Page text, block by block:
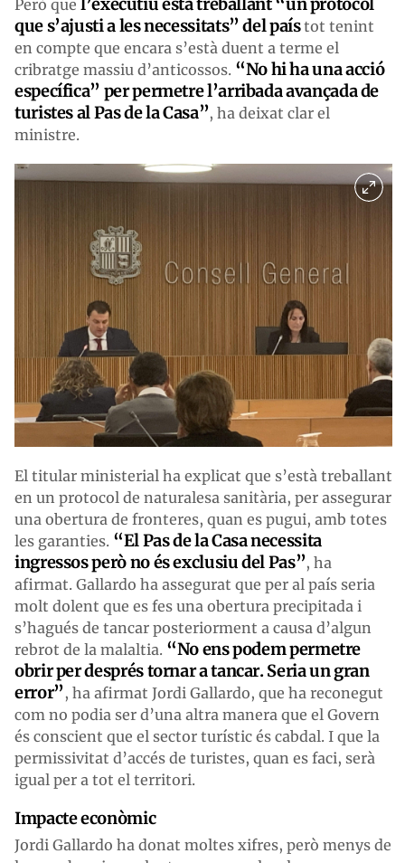
Però que
que s’ajusti a les necessitats” del paístot tenint
en compte que encara s’està duent a terme el
cribratge massiu d’anticossos. “No hi ha una acció
específica” per permetre l’arribada avançada de
turistes al Pas de la Casa”, ha deixat clar el
ministre.
El titular ministerial ha explicat que s’està treballant
en un protocol de naturalesa sanitària, per assegurar
una obertura de fronteres, quan es pugui, amb totes
les garanties. “El Pas de la Casa necessita
ingressos però no és exclusiu del Pas”, ha
afirmat. Gallardo ha assegurat que per al país seria
molt dolent que es fes una obertura precipitada i
s’hagués de tancar posteriorment a causa d’algun
rebrot de la malaltia. “No ens podem permetre
obrir per després tornar a tancar. Seria un gran
error”, ha afirmat Jordi Gallardo, que ha reconegut
com no podia ser d’una altra manera que el Govern
és conscient que el sector turístic és cabdal. I que la
permissivitat d’accés de turistes, quan es faci, serà
igual per a tot el territori.
Impacte econòmic
Jordi Gallardo ha donat moltes xifres, però menys de